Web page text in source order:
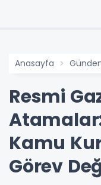
Anasayfa
Resmi
Atamalar:
Kamu
Görev